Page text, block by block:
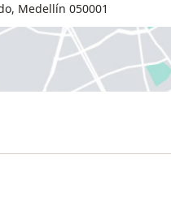
, Medellín 050001
una nueva pestaña